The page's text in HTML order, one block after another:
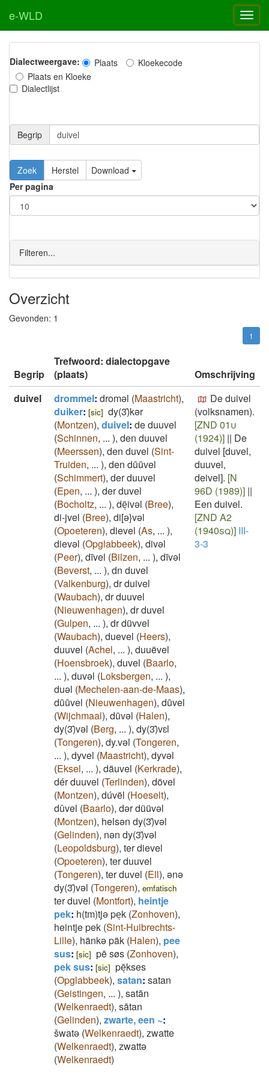
e-WLD
Dialectweergave: Plaats
Kloekecode
Plaats en Kloeke
Dialectlijst
Begrip
Zoek Herstel
Download
Per pagina
Filteren...
Overzicht
Gevonden: 1
1
Begrip
Trefwoord: dialectopgave
(plaats)
Omschrijving
duivel
drommel: droməl (Maastricht),
duiker: [sic] dy(3)̄kər
(Montzen), duivel: de duuvel
(Schinnen, ... ), den duuvel
(Meerssen), den duvel (Sint-
Truiden, ... ), den dūūvel
(Schimmert), der duuvel
(Epen, ... ), der duvel
(Bocholtz, ... ), dēͅivəl (Bree),
di-jvel (Bree), di[ə}vəl
(Opoeteren), dievel (As, ... ),
dievəl (Opglabbeek), divəl
(Peer), dīvel (Bilzen, ... ), dīvəl
(Beverst, ... ), dn duvel
(Valkenburg), dr duivel
(Waubach), dr duuvel
(Nieuwenhagen), dr duvel
(Gulpen, ... ), dr düvvel
(Waubach), duevel (Heers),
duuvel (Achel, ... ), duuëvel
(Hoensbroek), duvel (Baarlo,
... ), duvəl (Loksbergen, ... ),
duəl (Mechelen-aan-de-Maas),
dūūvel (Nieuwenhagen), dūvel
(Wijchmaal), dūvəl (Halen),
dy(3)̄vəl (Berg, ... ), dy(3)̄vɛl
(Tongeren), dy.vəl (Tongeren,
... ), dyvel (Maastricht), dyvəl
(Eksel, ... ), däuvel (Kerkrade),
dér duuvel (Terlinden), dövel
(Montzen), dúvël (Hoeselt),
dûvel (Baarlo), dər düüvəl
(Montzen), helsən dy(3)̄vəl
(Gelinden), nən dy(3)̄vəl
(Leopoldsburg), ter dievel
(Opoeteren), ter duuvel
(Tongeren), ter duvel (Ell), ənə
dy(3)̄vəl (Tongeren), emfatisch
ter duvel (Montfort), heintje
pek: h(tm)tjə peͅk (Zonhoven),
heintje pek (Sint-Huibrechts-
Lille), hänkə päk (Halen), pee
sus: [sic] pē søs (Zonhoven),
pek sus: [sic] pēͅkses
(Opglabbeek), satan: satan
(Geistingen, ... ), satān
(Welkenraedt), sātan
(Gelinden), zwarte, een ~:
šwatə (Welkenraedt), zwatte
(Welkenraedt), zwattə
(Welkenraedt)
De duivel
(volksnamen).
[ZND 01u
(1924)] || De
duivel [duvel,
duuvel,
deivel]. [N
96D (1989)] ||
Een duivel.
[ZND A2
(1940sq)] III-
3-3